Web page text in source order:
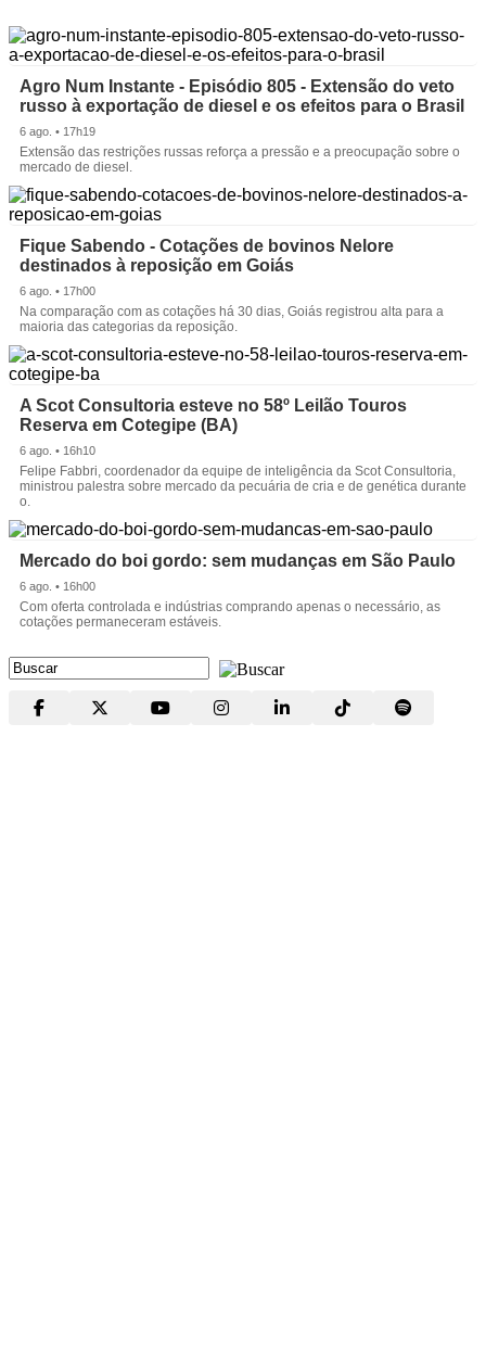
Agro Num Instante - Episódio 805 - Extensão do veto
russo à exportação de diesel e os efeitos para o Brasil
6 ago. • 17h19
Extensão das restrições russas reforça a pressão e a preocupação sobre o
mercado de diesel.
Fique Sabendo - Cotações de bovinos Nelore
destinados à reposição em Goiás
6 ago. • 17h00
Na comparação com as cotações há 30 dias, Goiás registrou alta para a
maioria das categorias da reposição.
A Scot Consultoria esteve no 58º Leilão Touros
Reserva em Cotegipe (BA)
6 ago. • 16h10
Felipe Fabbri, coordenador da equipe de inteligência da Scot Consultoria,
ministrou palestra sobre mercado da pecuária de cria e de genética durante
o.
Mercado do boi gordo: sem mudanças em São Paulo
6 ago. • 16h00
Com oferta controlada e indústrias comprando apenas o necessário, as
cotações permaneceram estáveis.